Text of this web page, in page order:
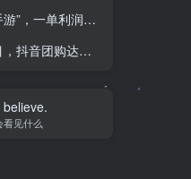
单日变现3k多，靠“逆水寒手游”，一单利润35，小白只需一台手机即可操
单日销售额50000+的小项目，抖音团购达人，蓝海赛道
at itand it
it smiles too.